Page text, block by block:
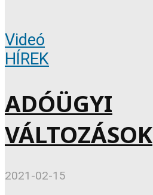
Videó
HÍREK
ADÓÜGYI
VÁLTOZÁSOK
2021-02-15